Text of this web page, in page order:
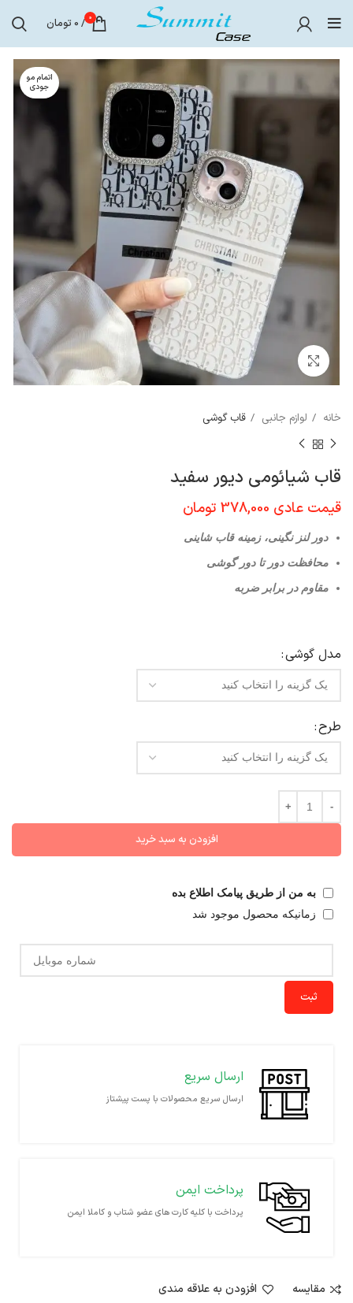
0
/
0 تومان
اتمام مو
جودی
برای بزرگنمایی کلیک کنید
خانه لوازم جانبی قاب گوشی
قاب شیائومی دیور سفید
قیمت عادی 378,000 تومان
دور لنز نگینی، زمینه قاب شاینی
محافظت دور تا دور گوشی
مقاوم در برابر ضربه
مدل گوشي
طرح
افزودن به سبد خرید
به من از طریق پیامک اطلاع بده
زمانیکه محصول موجود شد
ثبت
ارسال سریع
ارسال سریع محصولات با پست پیشتاز
پرداخت ایمن
پرداخت با کلیه کارت های عضو شتاب و کاملا ایمن
مقايسه افزودن به علاقه مندی